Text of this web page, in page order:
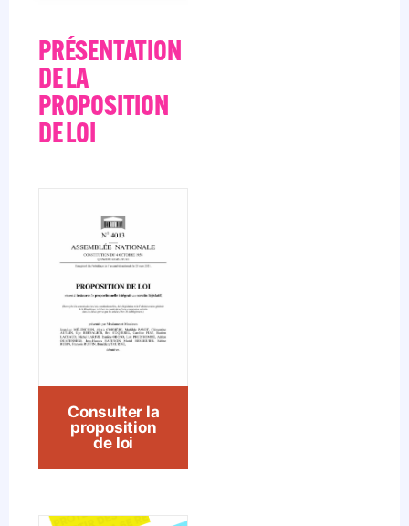
PRÉSENTATION
DE LA
PROPOSITION
DE LOI
Consulter la
proposition
de loi